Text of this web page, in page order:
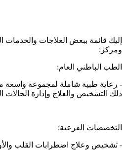
إليك قائمة ببعض العلاجات
ومركز:
الطب الباطني العام:
- رعاية طبية شاملة لمجموعة واسعة
ذلك التشخيص والعلاج وإدارة الحالات
التخصصات الفرعية:
- تشخيص وعلاج اضطرابات القلب